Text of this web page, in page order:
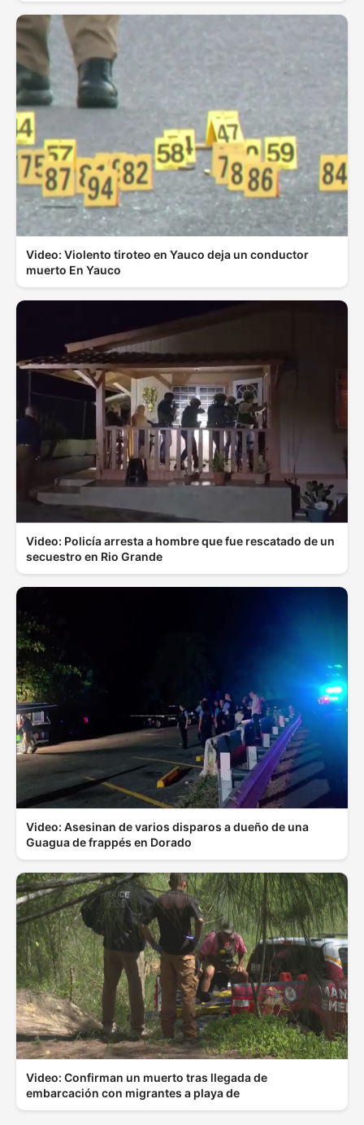
Video: Violento tiroteo en Yauco deja un conductor
muerto En Yauco
Video: Policía arresta a hombre que fue rescatado de un
secuestro en Rio Grande
Video: Asesinan de varios disparos a dueño de una
Guagua de frappés en Dorado
Video: Confirman un muerto tras llegada de
embarcación con migrantes a playa de